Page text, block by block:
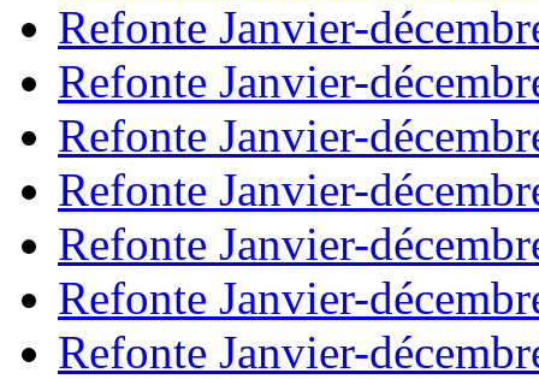
Refonte Janvier-
Refonte Janvier-
Refonte Janvier-
Refonte Janvier-
Refonte Janvier-
Refonte Janvier-
Refonte Janvier-